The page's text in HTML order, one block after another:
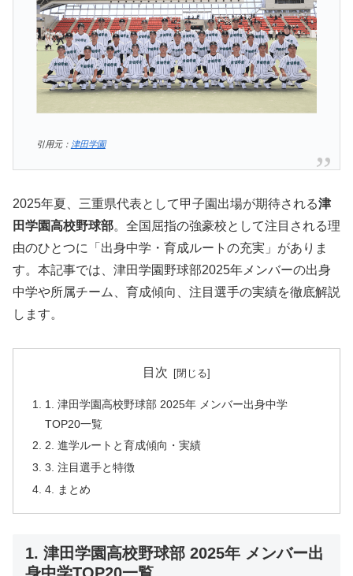
引用元： 津田学園
2025年夏、三重県代表として甲子園出場が期待される津
田学園高校野球部。全国屈指の強豪校として注目される理
由のひとつに「出身中学・育成ルートの充実」がありま
す。本記事では、津田学園野球部2025年メンバーの出身
中学や所属チーム、育成傾向、注目選手の実績を徹底解説
します。
目次
1. 津田学園高校野球部 2025年 メンバー出身中学
TOP20一覧
2. 進学ルートと育成傾向・実績
3. 注目選手と特徴
4. まとめ
1. 津田学園高校野球部 2025年 メンバー出